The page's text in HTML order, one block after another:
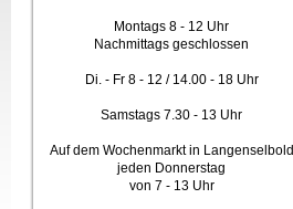
Montags 8 - 12 Uhr
Nachmittags geschlossen
Di. - Fr 8 - 12 / 14.00 - 18 Uhr
Samstags 7.30 - 13 Uhr
Auf dem Wochenmarkt in Langenselbold
jeden Donnerstag
von 7 - 13 Uhr